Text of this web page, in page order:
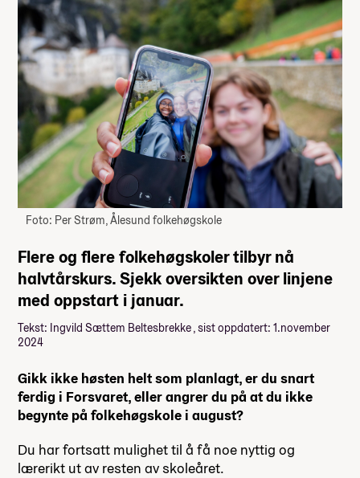
Foto: Per Strøm, Ålesund folkehøgskole
Flere og flere folkehøgskoler tilbyr nå
halvtårskurs. Sjekk oversikten over linjene
med oppstart i januar.
Tekst: Ingvild Sættem Beltesbrekke , sist oppdatert: 1.november
2024
Gikk ikke høsten helt som planlagt, er du snart
ferdig i Forsvaret, eller angrer du på at du ikke
begynte på folkehøgskole i august?
Du har fortsatt mulighet til å få noe nyttig og
lærerikt ut av resten av skoleåret.